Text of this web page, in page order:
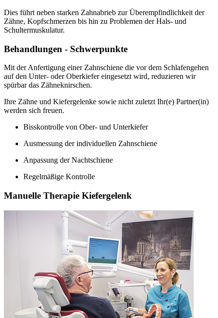
Dies führt neben starken Zahnabrieb zur Überempfindlichkeit der
Zähne, Kopfschmerzen bis hin zu Problemen der Hals- und
Schultermuskulatur.
Behandlungen - Schwerpunkte
Mit der Anfertigung einer Zahnschiene die vor dem Schlafengehen
auf den Unter- oder Oberkiefer eingesetzt wird, reduzieren wir
spürbar das Zähneknirschen.
Ihre Zähne und Kiefergelenke sowie nicht zuletzt Ihr(e) Partner(in)
werden sich freuen.
Bisskontrolle von Ober- und Unterkiefer
Ausmessung der individuellen Zahnschiene
Anpassung der Nachtschiene
Regelmäßige Kontrolle
Manuelle Therapie Kiefergelenk